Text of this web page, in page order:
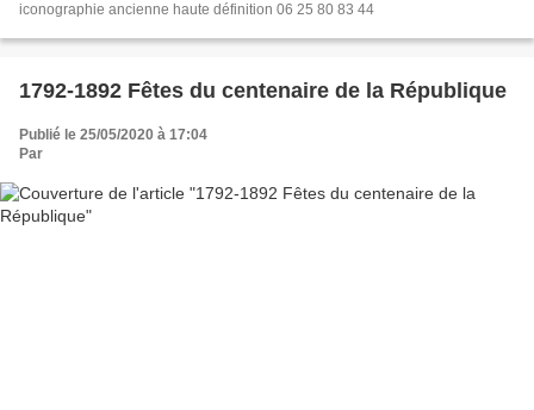
iconographie ancienne haute définition 06 25 80 83 44
1792-1892 Fêtes du centenaire de la République
Publié le 25/05/2020 à 17:04
Par